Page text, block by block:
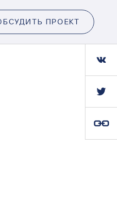
ПРОЕКТ